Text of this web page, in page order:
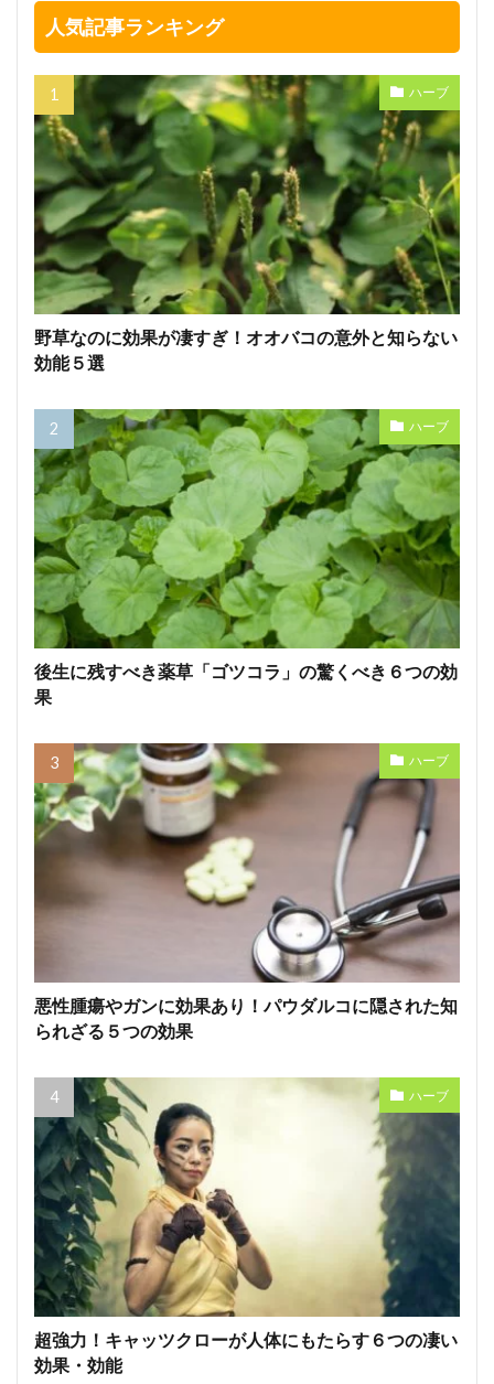
人気記事ランキング
ハーブ
野草なのに効果が凄すぎ！オオバコの意外と知らない
効能５選
ハーブ
後生に残すべき薬草「ゴツコラ」の驚くべき６つの効
果
ハーブ
悪性腫瘍やガンに効果あり！パウダルコに隠された知
られざる５つの効果
ハーブ
超強力！キャッツクローが人体にもたらす６つの凄い
効果・効能